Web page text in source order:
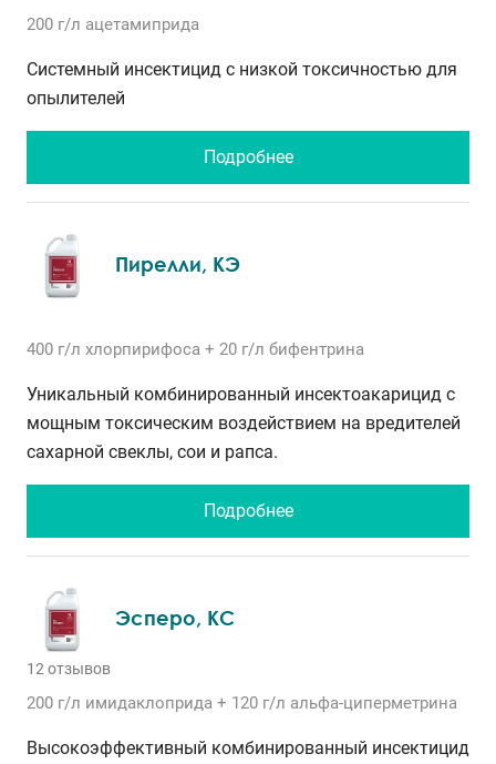
200 г/л ацетамиприда
Системный инсектицид с низкой токсичностью для
опылителей
Подробнее
Пирелли, КЭ
400 г/л хлорпирифоса + 20 г/л бифентрина
Уникальный комбинированный инсектоакарицид с
мощным токсическим воздействием на вредителей
сахарной свеклы, сои и рапса.
Подробнее
Эсперо, КС
12 отзывов
200 г/л имидаклоприда + 120 г/л альфа-циперметрина
Высокоэффективный комбинированный инсектицид